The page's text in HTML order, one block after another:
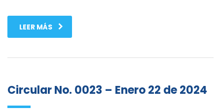
LEER MÁS
Circular No. 0023 – Enero 22 de 2024